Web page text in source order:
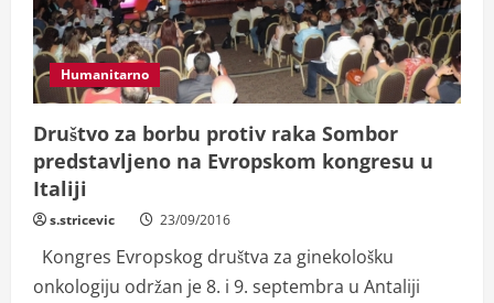
Humanitarno
Društvo za borbu protiv raka Sombor
predstavljeno na Evropskom kongresu u
Italiji
s.stricevic 23/09/2016
Kongres Evropskog društva za ginekološku
onkologiju održan je 8. i 9. septembra u Antaliji